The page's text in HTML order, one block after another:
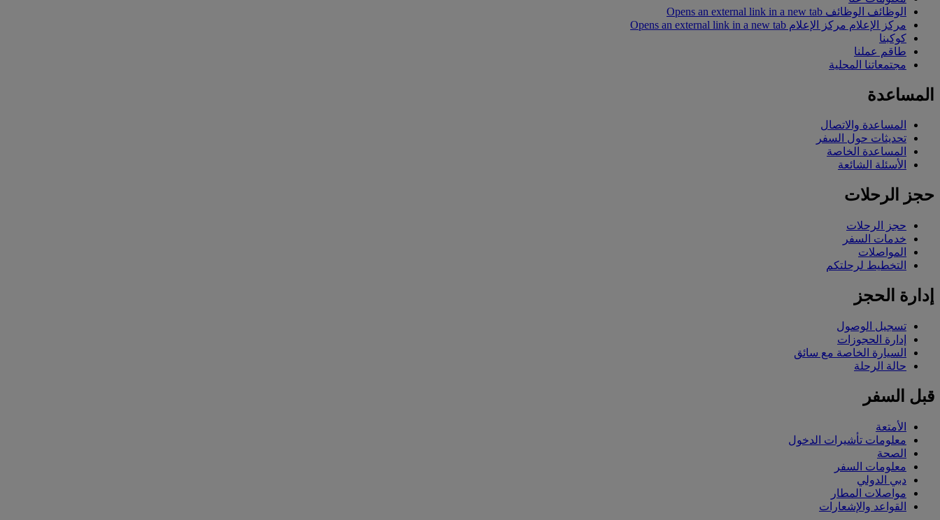
الوظائف الوظائف Opens an external link in a new tab
مركز الإعلام مركز الإعلام Opens an external link in a new tab
كوكبنا
طاقم عملنا
مجتمعاتنا المحلية
المساعدة
المساعدة والاتصال
تحديثات حول السفر
المساعدة الخاصة
الأسئلة الشائعة
حجز الرحلات
حجز الرحلات
خدمات السفر
المواصلات
التخطيط لرحلتكم
إدارة الحجز
تسجيل الوصول
إدارة الحجوزات
السيارة الخاصة مع سائق
حالة الرحلة
قبل السفر
الأمتعة
معلومات تأشيرات الدخول
الصحة
معلومات السفر
دبي الدولي
مواصلات المطار
القواعد والإشعارات